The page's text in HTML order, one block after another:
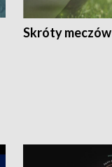
Skróty meczów